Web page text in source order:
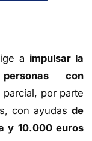
a impulsar la
con
por parte
con ayudas de
y 10.000 euros